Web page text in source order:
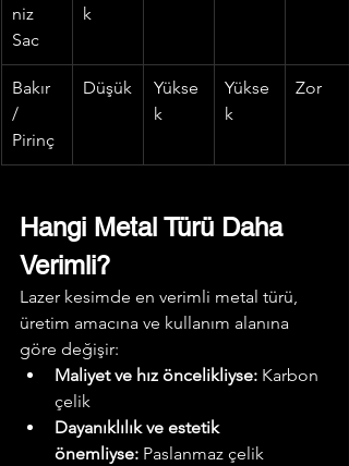
niz
Sac
k
Bakır
/
Pirinç
Düşük
Yükse
k
Yükse
k
Zor
Hangi Metal Türü Daha
Verimli?
Lazer kesimde en verimli metal türü,
üretim amacına ve kullanım alanına
göre değişir:
Maliyet ve hız öncelikliyse: Karbon
çelik
Dayanıklılık ve estetik
önemliyse: Paslanmaz çelik